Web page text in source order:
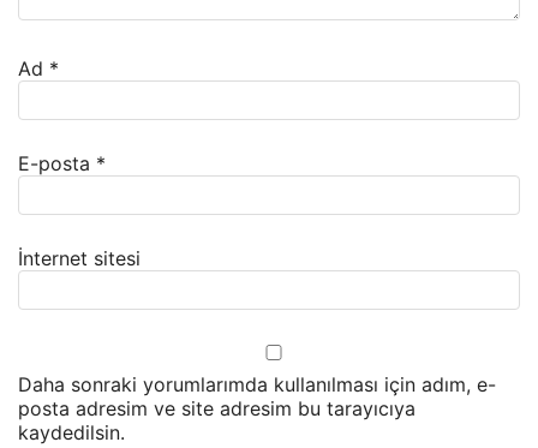
Ad *
E-posta *
İnternet sitesi
Daha sonraki yorumlarımda kullanılması için adım, e-
posta adresim ve site adresim bu tarayıcıya
kaydedilsin.